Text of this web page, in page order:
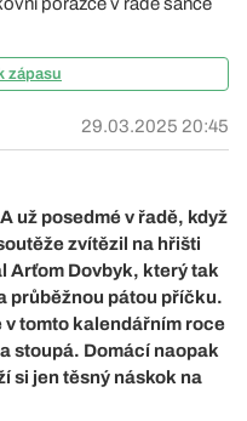
zápasu
29.03.2025 20:45
už posedmé v řadě, když
zvítězil na hřišti
Arťom Dovbyk, který tak
průběžnou pátou příčku.
v tomto kalendářním roce
stoupá. Domácí naopak
si jen těsný náskok na